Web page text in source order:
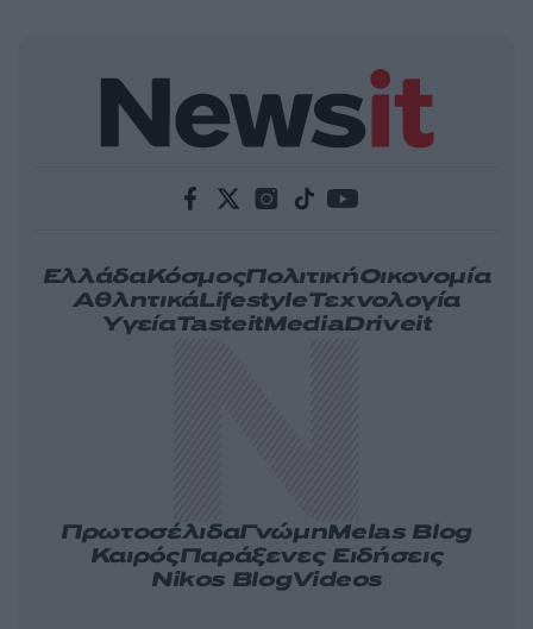
ΕλλάδαΚόσμοςΠολιτικήΟικονομία
ΑθλητικάLifestyleΤεχνολογία
ΥγείαTasteitMediaDriveit
ΠρωτοσέλιδαΓνώμηMelas Blog
ΚαιρόςΠαράξενες Ειδήσεις
Nikos BlogVideos